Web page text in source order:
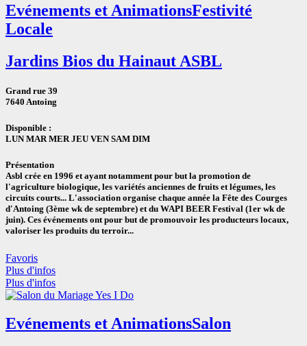
Evénements et AnimationsFestivité
Locale
Jardins Bios du Hainaut ASBL
Grand rue 39
7640 Antoing
Disponible :
LUN MAR MER JEU VEN SAM DIM
Présentation
Asbl crée en 1996 et ayant notamment pour but la promotion de
l'agriculture biologique, les variétés anciennes de fruits et légumes, les
circuits courts... L'association organise chaque année la Fête des Courges
d'Antoing (3ème wk de septembre) et du WAPI BEER Festival (1er wk de
juin). Ces événements ont pour but de promouvoir les producteurs locaux,
valoriser les produits du terroir...
Favoris
Plus d'infos
Plus d'infos
Evénements et AnimationsSalon